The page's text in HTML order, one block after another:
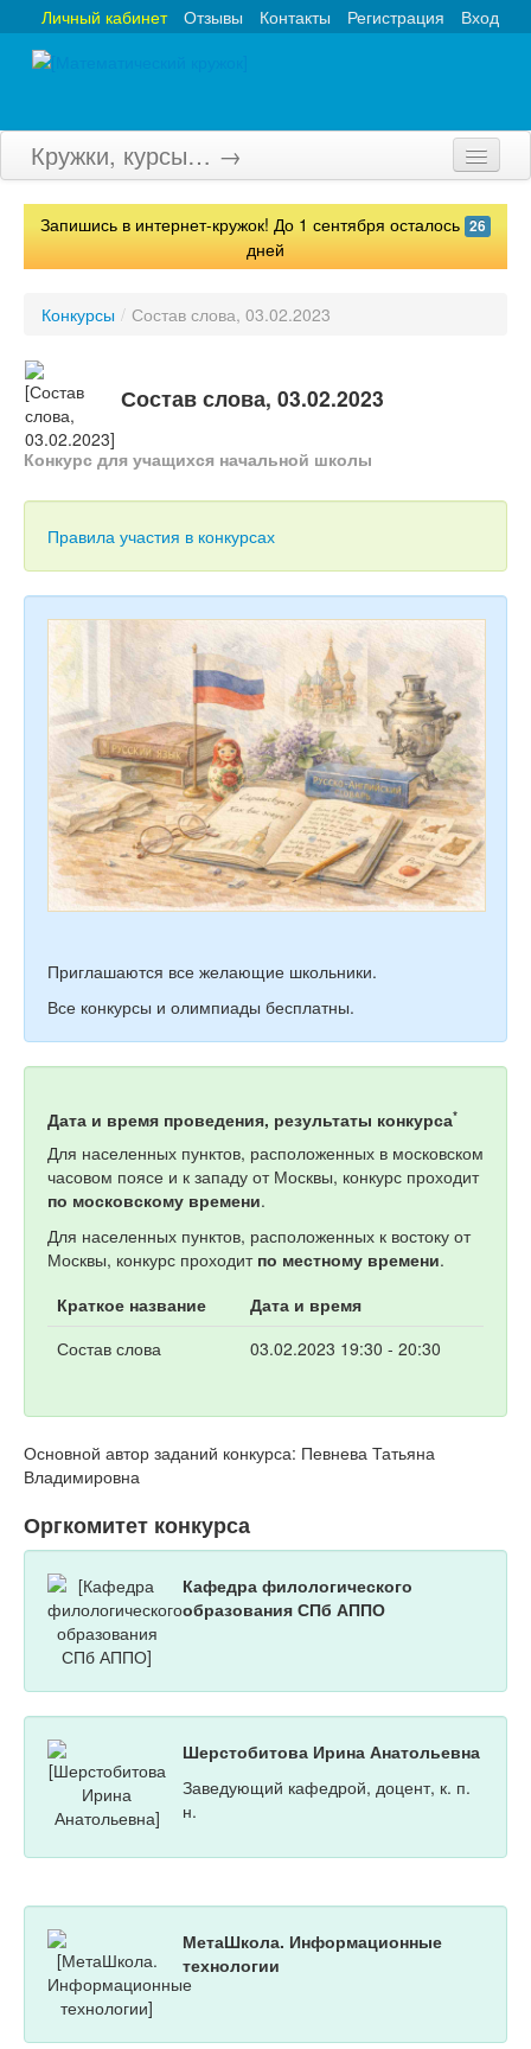
Вход
Регистрация
Контакты
Отзывы
Личный кабинет
Кружки, курсы… →
Главная
Турниры
Конкурсы
Тесты
Игры
Учитель
Запишись в интернет-кружок! До 1 сентября осталось 26
дней
Конкурсы / Состав слова, 03.02.2023
Состав слова, 03.02.2023
Конкурс для учащихся начальной школы
Правила участия в конкурсах
Приглашаются все желающие школьники.
Все конкурсы и олимпиады бесплатны.
Дата и время проведения, результаты конкурса*
Для населенных пунктов, расположенных в московском
часовом поясе и к западу от Москвы, конкурс проходит
по московскому времени.
Для населенных пунктов, расположенных к востоку от
Москвы, конкурс проходит по местному времени.
Краткое название
Дата и время
Состав слова
03.02.2023 19:30 - 20:30
Основной автор заданий конкурса: Певнева Татьяна
Владимировна
Оргкомитет конкурса
Кафедра филологического
образования СПб АППО
Шерстобитова Ирина Анатольевна
Заведующий кафедрой, доцент, к. п.
н.
МетаШкола. Информационные
технологии